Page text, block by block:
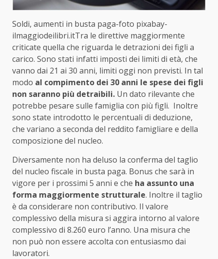
Soldi, aumenti in busta paga-foto pixabay-
ilmaggiodeilibri.itTra le direttive maggiormente
criticate quella che riguarda le detrazioni dei figli a
carico. Sono stati infatti imposti dei limiti di età, che
vanno dai 21 ai 30 anni, limiti oggi non previsti. In tal
modo al compimento dei 30 anni le spese dei figli
non saranno più detraibili. Un dato rilevante che
potrebbe pesare sulle famiglia con più figli. Inoltre
sono state introdotto le percentuali di deduzione,
che variano a seconda del reddito famigliare e della
composizione del nucleo.
Diversamente non ha deluso la conferma del taglio
del nucleo fiscale in busta paga. Bonus che sarà in
vigore per i prossimi 5 anni e che ha assunto una
forma maggiormente strutturale. Inoltre il taglio
è da considerare non contributivo. Il valore
complessivo della misura si aggira intorno al valore
complessivo di 8.260 euro l’anno. Una misura che
non può non essere accolta con entusiasmo dai
lavoratori.